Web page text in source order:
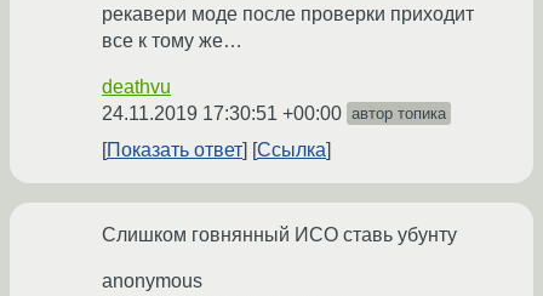
рекавери моде после проверки приходит
все к тому же…
deathvu
24.11.2019 17:30:51 +00:00 автор топика
Показать ответ Ссылка
Слишком говнянный ИСО ставь убунту
anonymous